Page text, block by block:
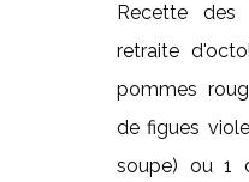
Recette
retraite
pommes
de figues
soupe) ou 1